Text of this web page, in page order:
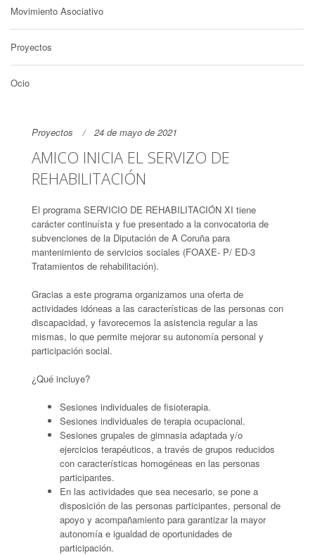
Movimiento Asociativo
Proyectos
Ocio
Proyectos 24 de mayo de 2021
AMICO INICIA EL SERVIZO DE
REHABILITACIÓN
El programa SERVICIO DE REHABILITACIÓN XI tiene
carácter continuísta y fue presentado a la convocatoria de
subvenciones de la Diputación de A Coruña para
mantenimiento de servicios sociales (FOAXE- P/ ED-3
Tratamientos de rehabilitación).
Gracias a este programa organizamos una oferta de
actividades idóneas a las características de las personas con
discapacidad, y favorecemos la asistencia regular a las
mismas, lo que permite mejorar su autonomía personal y
participación social.
¿Qué incluye?
Sesiones individuales de fisioterapia.
Sesiones individuales de terapia ocupacional.
Sesiones grupales de gimnasia adaptada y/o
ejercicios terapéuticos, a través de grupos reducidos
con características homogéneas en las personas
participantes.
En las actividades que sea necesario, se pone a
disposición de las personas participantes, personal de
apoyo y acompañamiento para garantizar la mayor
autonomía e igualdad de oportunidades de
participación.